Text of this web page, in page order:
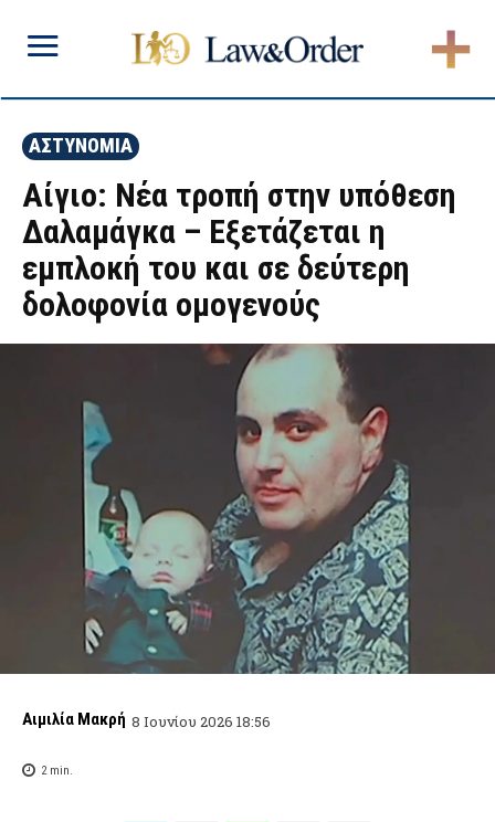
ΑΣΤΥΝΟΜΙΑ
Αίγιο: Νέα τροπή στην υπόθεση
Δαλαμάγκα – Εξετάζεται η
εμπλοκή του και σε δεύτερη
δολοφονία ομογενούς
Αιμιλία Μακρή 8 Ιουνίου 2026 18:56
2min.